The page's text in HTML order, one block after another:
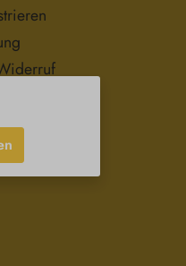
Jojobaöl ohne
Zusätze.